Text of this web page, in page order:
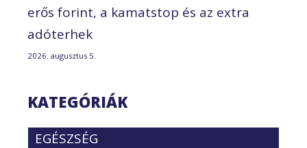
erős forint, a kamatstop és az extra
adóterhek
2026. augusztus 5.
KATEGÓRIÁK
EGÉSZSÉG